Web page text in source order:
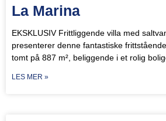
La Marina
EKSKLUSIV Frittliggende villa med
presenterer denne fantastiske
tomt på 887 m², beliggende i et rolig
LES MER »